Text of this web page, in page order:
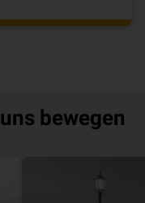
uns bewegen